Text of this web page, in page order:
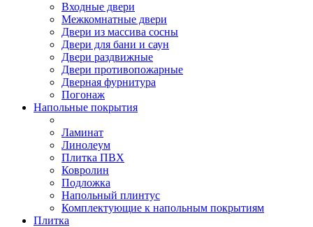
Входные двери
Межкомнатные двери
Двери из массива сосны
Двери для бани и саун
Двери раздвижные
Двери противопожарные
Дверная фурнитура
Погонаж
Напольные покрытия
Ламинат
Линолеум
Плитка ПВХ
Ковролин
Подложка
Напольный плинтус
Комплектующие к напольным покрытиям
Плитка